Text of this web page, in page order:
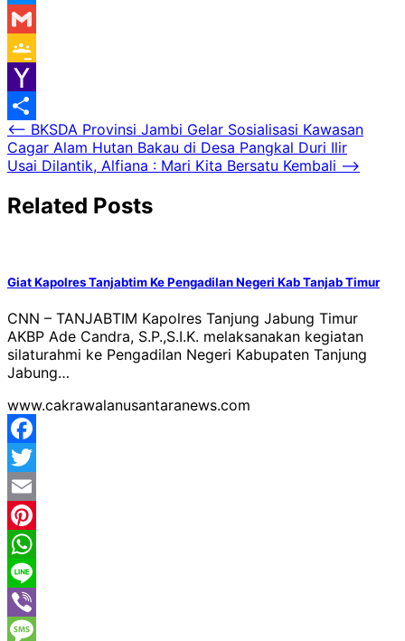
Messenger
Gmail
Google
Classroom
Yahoo
Mail
Share
Navigasi
pos
⟵ BKSDA Provinsi Jambi Gelar Sosialisasi Kawasan
Cagar Alam Hutan Bakau di Desa Pangkal Duri Ilir
Usai Dilantik, Alfiana : Mari Kita Bersatu Kembali ⟶
Related Posts
Giat Kapolres Tanjabtim Ke Pengadilan Negeri Kab Tanjab Timur
CNN – TANJABTIM Kapolres Tanjung Jabung Timur
AKBP Ade Candra, S.P.,S.I.K. melaksanakan kegiatan
silaturahmi ke Pengadilan Negeri Kabupaten Tanjung
Jabung…
www.cakrawalanusantaranews.com
Facebook
Twitter
Email
Pinterest
WhatsApp
Line
Viber